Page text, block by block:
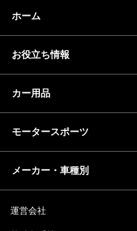
ホーム
お役立ち情報
カー用品
モータースポーツ
メーカー・車種別
運営会社